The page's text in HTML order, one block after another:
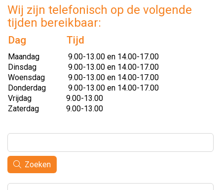
Wij zijn telefonisch op de volgende
tijden bereikbaar:
Dag Tijd
Maandag
9.00-13.00 en 14.00-17.00
Dinsdag
9.00-13.00 en 14.00-17.00
Woensdag
9.00-13.00 en 14.00-17.00
Donderdag
9.00-13.00 en 14.00-17.00
Vrijdag
9.00-13.00
Zaterdag
9.00-13.00
Zoeken